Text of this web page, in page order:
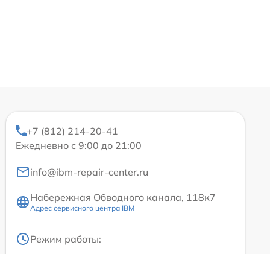
+7 (812) 214-20-41
Ежедневно с 9:00 до 21:00
info@ibm-repair-center.ru
Набережная Обводного канала, 118к7
Адрес сервисного центра IBM
Режим работы: